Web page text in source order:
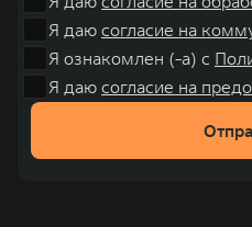
Я даю согласие на
Я ознакомлен (-а) с
Я даю согласие на